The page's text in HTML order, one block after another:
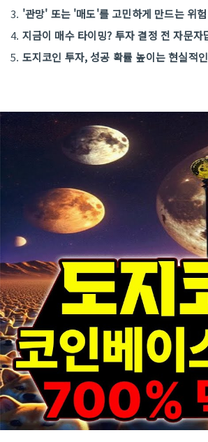
'관망' 또는 '매도'를 고민하게 만드는 위
지금이 매수 타이밍? 투자 결정 전 자문자
도지코인 투자, 성공 확률 높이는 현실적